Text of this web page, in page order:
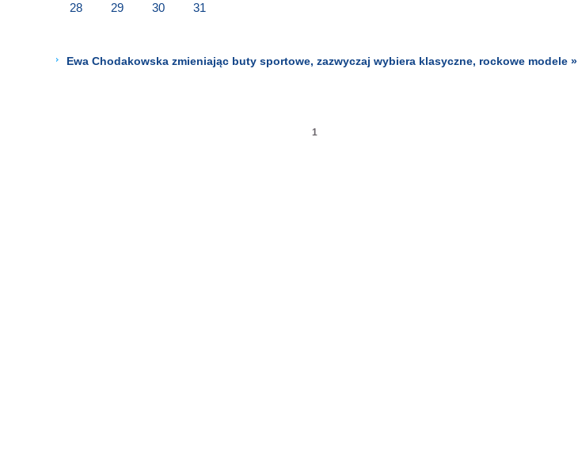
28 29 30 31
Ewa Chodakowska zmieniając buty sportowe, zazwyczaj wybiera klasyczne, rockowe modele »
1